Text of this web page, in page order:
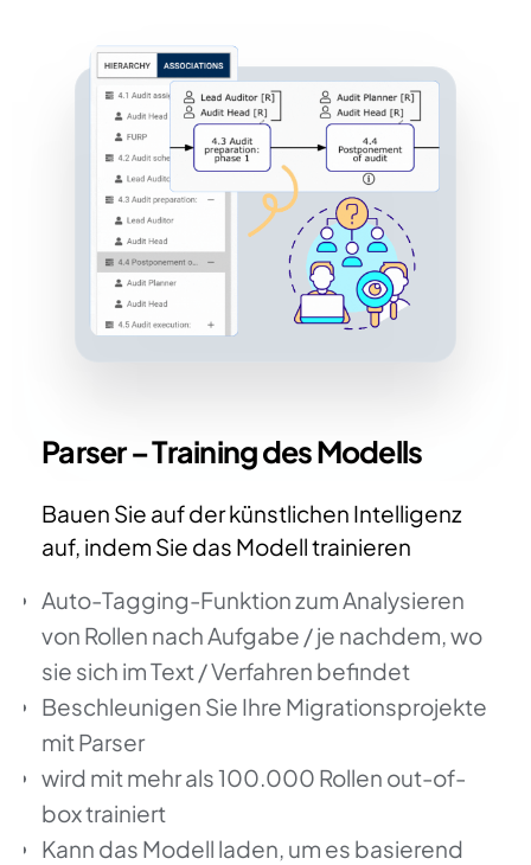
Parser – Training des Modells
Bauen Sie auf der künstlichen Intelligenz
auf, indem Sie das Modell trainieren
Auto-Tagging-Funktion zum Analysieren
von Rollen nach Aufgabe / je nachdem, wo
sie sich im Text / Verfahren befindet
Beschleunigen Sie Ihre Migrationsprojekte
mit Parser
wird mit mehr als 100.000 Rollen out-of-
box trainiert
Kann das Modell laden, um es basierend